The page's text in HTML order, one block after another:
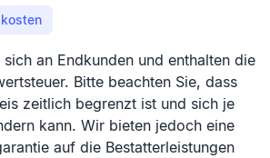
an Endkunden und enthalten die
Bitte beachten Sie, dass
zeitlich begrenzt ist und sich je
kann. Wir bieten jedoch eine
auf die Bestatterleistungen